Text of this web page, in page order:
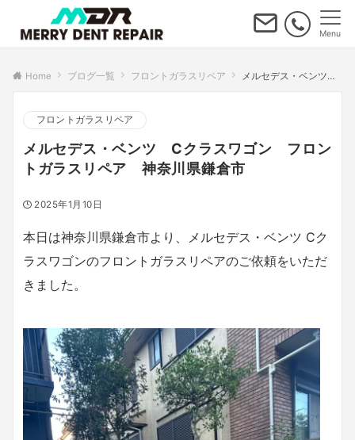
Menu
Home ブログ一覧 フロントガラスリペア メルセデス・ベンツ Cクラスワゴン フロントガラスリペア 神奈川県鎌倉市
フロントガラスリペア
メルセデス・ベンツ Cクラスワゴン フロン
トガラスリペア 神奈川県鎌倉市
2025年1月10日
本日は神奈川県鎌倉市より、メルセデス・ベンツ Cク
ラスワゴンのフロントガラスリペアのご依頼をいただ
きました。